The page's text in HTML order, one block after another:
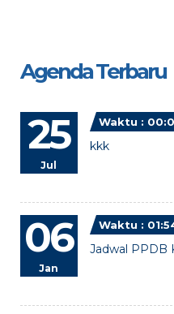
Agenda Terbaru
25
Jul
Waktu :
kkk
06
Jan
Waktu :
Jadwal PPDB